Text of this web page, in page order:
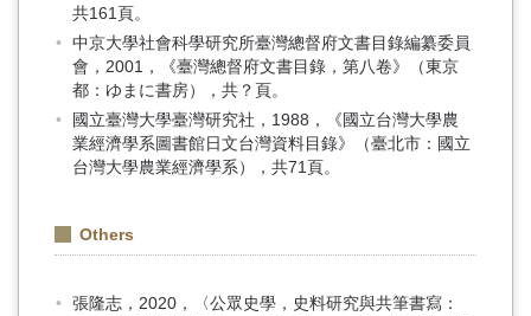
共161頁。
中京大學社會科學研究所臺灣總督府文書目錄編纂委員
會，2001，《臺灣總督府文書目錄，第八卷》（東京
都：ゆまに書房），共？頁。
國立臺灣大學臺灣研究社，1988，《國立台灣大學農
業經濟學系圖書館日文台灣資料目錄》（臺北市：國立
台灣大學農業經濟學系），共71頁。
Others
張隆志，2020，〈公眾史學，史料研究與共筆書寫：